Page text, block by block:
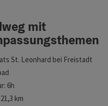
De resultaten in
mit
St. Leonhard bei Freistadt
6h
km